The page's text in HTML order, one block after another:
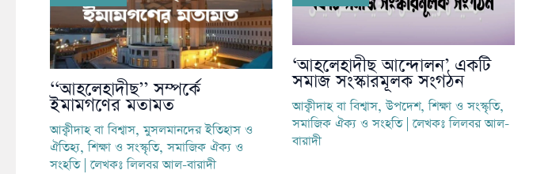
‘‘আহলেহাদীছ’’ সম্পর্কে
ইমামগণের মতামত
আক্বীদাহ বা বিশ্বাস,মুসলমানদের ইতিহাস ও
ঐতিহ্য,শিক্ষা ও সংস্কৃতি,সমাজিক ঐক্য ও
সংহতি| লেখকঃলিলবর আল-বারাদী
‘আহলেহাদীছ আন্দোলন’ একটি
সমাজ সংস্কারমূলক সংগঠন
আক্বীদাহ বা বিশ্বাস,উপদেশ,শিক্ষা ও সংস্কৃতি,
সমাজিক ঐক্য ও সংহতি| লেখকঃলিলবর আল-
বারাদী